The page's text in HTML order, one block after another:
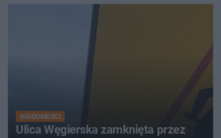
WIADOMOŚCI
Ulica Węgierska zamknięta przez